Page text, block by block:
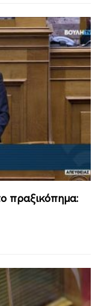
πραξικόπημα: